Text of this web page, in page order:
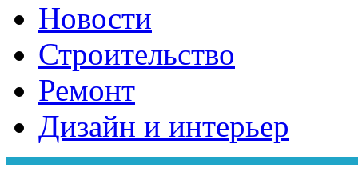
Новости
Строительство
Ремонт
Дизайн и интерьер